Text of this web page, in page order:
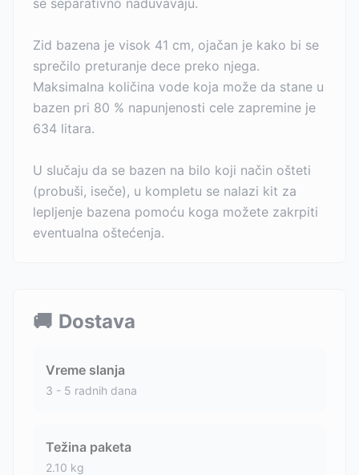
se separativno naduvavaju.
Zid bazena je visok 41 cm, ojačan je kako bi se
sprečilo preturanje dece preko njega.
Maksimalna količina vode koja može da stane u
bazen pri 80 % napunjenosti cele zapremine je
634 litara.
U slučaju da se bazen na bilo koji način ošteti
(probuši, iseče), u kompletu se nalazi kit za
lepljenje bazena pomoću koga možete zakrpiti
eventualna oštećenja.
🚚 Dostava
Vreme slanja
3 - 5 radnih dana
Težina paketa
2.10 kg